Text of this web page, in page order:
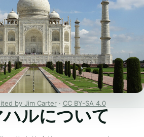
by Jim Carter· CC BY-SA 4.0
ルについて